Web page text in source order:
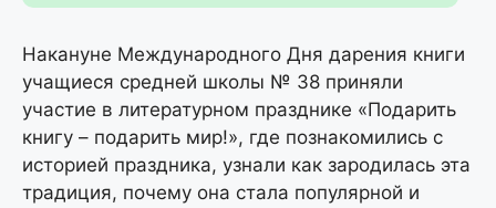
Накануне Международного Дня дарения книги
учащиеся средней школы № 38 приняли
участие в литературном празднике «Подарить
книгу – подарить мир!», где познакомились с
историей праздника, узнали как зародилась эта
традиция, почему она стала популярной и